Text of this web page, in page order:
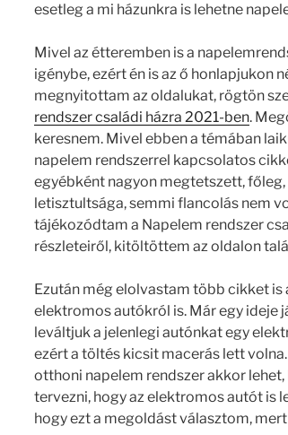
esetleg a mi házunkra is lehetne
Mivel az étteremben is a
igénybe, ezért én is az ő honlapjukon
megnyitottam az oldalukat, rögtön
rendszer családi házra 2021-ben.
keresnem. Mivel ebben a témában
napelem rendszerrel kapcsolatos
egyébként nagyon megtetszett, főleg,
letisztultsága, semmi flancolás nem
tájékozódtam a Napelem rendszer
részleteiről, kitöltöttem az oldalon
Ezután még elolvastam több cikket is
elektromos autókról is. Már egy ideje
leváltjuk a jelenlegi autónkat egy
ezért a töltés kicsit macerás lett
otthoni napelem rendszer akkor
tervezni, hogy az elektromos autót is
hogy ezt a megoldást választom,